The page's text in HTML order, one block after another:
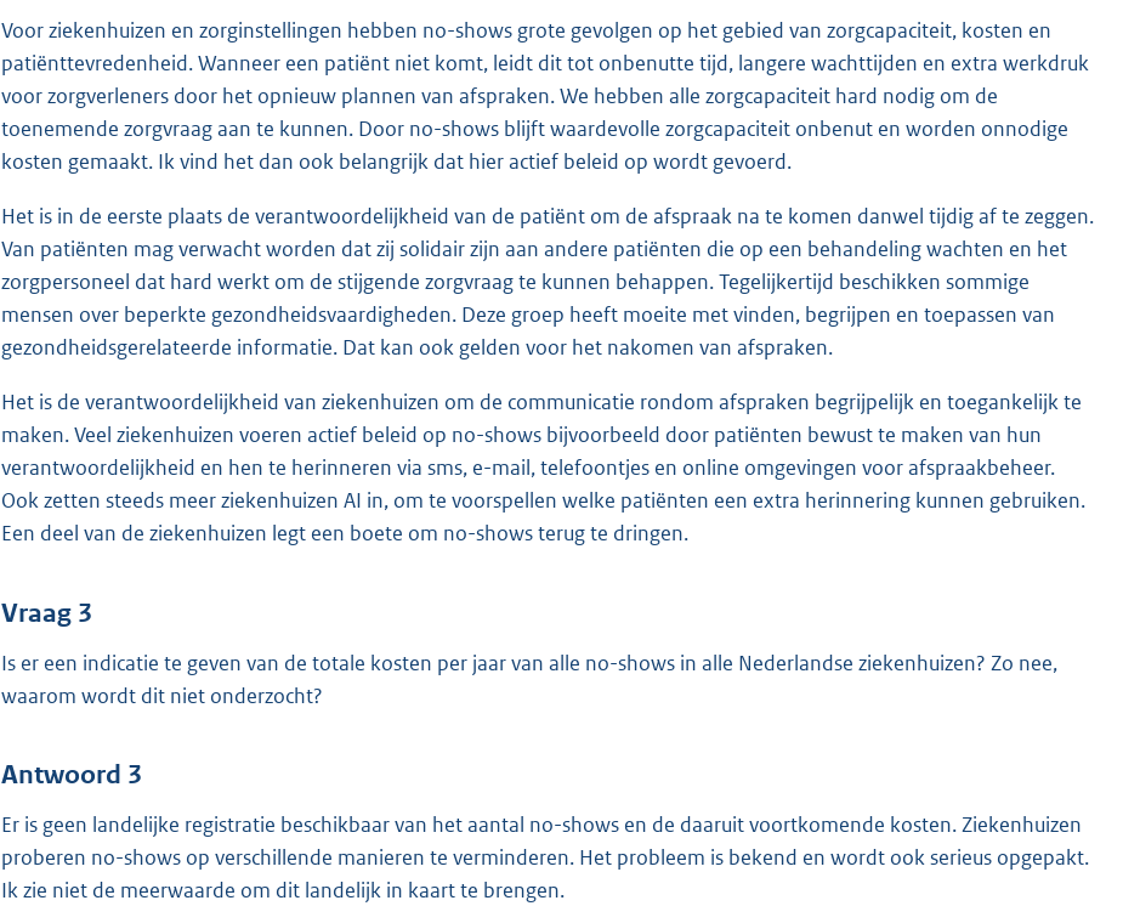
Voor ziekenhuizen en zorginstellingen hebben no-shows grote gevolgen op het gebied van zorgcapaciteit, kosten en
patiënttevredenheid. Wanneer een patiënt niet komt, leidt dit tot onbenutte tijd, langere wachttijden en extra werkdruk
voor zorgverleners door het opnieuw plannen van afspraken. We hebben alle zorgcapaciteit hard nodig om de
toenemende zorgvraag aan te kunnen. Door no-shows blijft waardevolle zorgcapaciteit onbenut en worden onnodige
kosten gemaakt. Ik vind het dan ook belangrijk dat hier actief beleid op wordt gevoerd.
Het is in de eerste plaats de verantwoordelijkheid van de patiënt om de afspraak na te komen danwel tijdig af te zeggen.
Van patiënten mag verwacht worden dat zij solidair zijn aan andere patiënten die op een behandeling wachten en het
zorgpersoneel dat hard werkt om de stijgende zorgvraag te kunnen behappen. Tegelijkertijd beschikken sommige
mensen over beperkte gezondheidsvaardigheden. Deze groep heeft moeite met vinden, begrijpen en toepassen van
gezondheidsgerelateerde informatie. Dat kan ook gelden voor het nakomen van afspraken.
Het is de verantwoordelijkheid van ziekenhuizen om de communicatie rondom afspraken begrijpelijk en toegankelijk te
maken. Veel ziekenhuizen voeren actief beleid op no-shows bijvoorbeeld door patiënten bewust te maken van hun
verantwoordelijkheid en hen te herinneren via sms, e-mail, telefoontjes en online omgevingen voor afspraakbeheer.
Ook zetten steeds meer ziekenhuizen AI in, om te voorspellen welke patiënten een extra herinnering kunnen gebruiken.
Een deel van de ziekenhuizen legt een boete om no-shows terug te dringen.
Vraag 3
Is er een indicatie te geven van de totale kosten per jaar van alle no-shows in alle Nederlandse ziekenhuizen? Zo nee,
waarom wordt dit niet onderzocht?
Antwoord 3
Er is geen landelijke registratie beschikbaar van het aantal no-shows en de daaruit voortkomende kosten. Ziekenhuizen
proberen no-shows op verschillende manieren te verminderen. Het probleem is bekend en wordt ook serieus opgepakt.
Ik zie niet de meerwaarde om dit landelijk in kaart te brengen.